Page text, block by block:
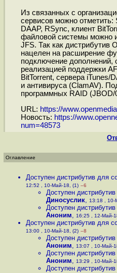
Из связанных с
сервисов можно отметить:
DAAP, RSync, клиент
файловой системы можно
JFS. Так как дистрибутив
нацелен на расширение
подключение дополнений,
реализацией поддержки
BitTorrent, сервера iTunes/
и антивируса (ClamAV).
программных RAID
URL: https://
Новость: https://
num=48573
Оглавление
Доступен дистрибутив для
12:52 , 10-Май-18, (1) –6
Доступен
Диносуслик, 13:18 , 10-
Доступен
Аноним, 16:25 , 12-Май-
Доступен дистрибутив для
13:00 , 10-Май-18, (2) –8
Доступен
Аноним, 13:07 , 10-Май-
Доступен
Аноним, 13:29 , 10-Май-
Доступен